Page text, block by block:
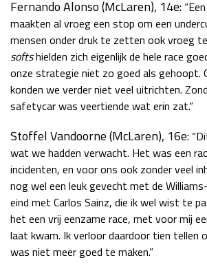
Fernando Alonso (McLaren), 14e:
maakten al vroeg een stop om een
mensen onder druk te zetten ook vroeg
softshielden zich eigenlijk de hele race
onze strategie niet zo goed als gehoopt.
konden we verder niet veel uitrichten.
safetycar was veertiende wat erin zat.”
Stoffel Vandoorne (McLaren), 16e:
wat we hadden verwacht. Het was een
incidenten, en voor ons ook zonder veel
nog wel een leuk gevecht met de
eind met Carlos Sainz, die ik wel wist te
het een vrij eenzame race, met voor mij
laat kwam. Ik verloor daardoor tien tellen
was niet meer goed te maken.”